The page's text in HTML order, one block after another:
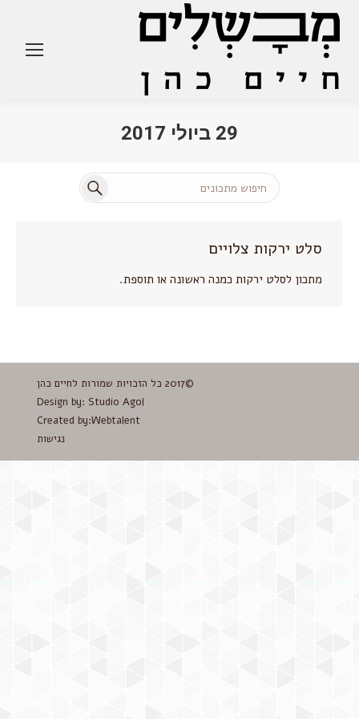
29 ביולי 2017
Search:
סלט ירקות צלויים
מתכון לסלט ירקות כמנה ראשונה או תוספת.
©2017 כל הזכויות שמורות לחיים כהן
Design by: Studio Agol
Created by:Webtalent
נגישות